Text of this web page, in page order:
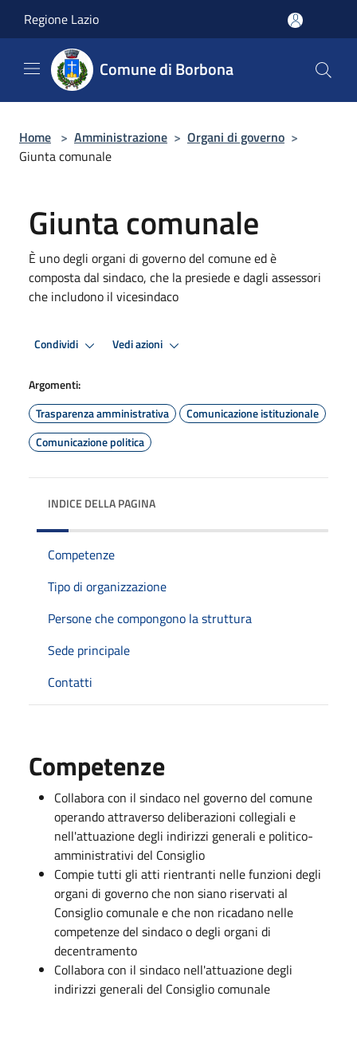
Regione Lazio
Comune di Borbona
Home > Amministrazione > Organi di governo >
Giunta comunale
Giunta comunale
È uno degli organi di governo del comune ed è
composta dal sindaco, che la presiede e dagli assessori
che includono il vicesindaco
Condividi Vedi azioni
Argomenti:
Trasparenza amministrativa
Comunicazione istituzionale
Comunicazione politica
INDICE DELLA PAGINA
Competenze
Tipo di organizzazione
Persone che compongono la struttura
Sede principale
Contatti
Competenze
Collabora con il sindaco nel governo del comune
operando attraverso deliberazioni collegiali e
nell'attuazione degli indirizzi generali e politico-
amministrativi del Consiglio
Compie tutti gli atti rientranti nelle funzioni degli
organi di governo che non siano riservati al
Consiglio comunale e che non ricadano nelle
competenze del sindaco o degli organi di
decentramento
Collabora con il sindaco nell'attuazione degli
indirizzi generali del Consiglio comunale